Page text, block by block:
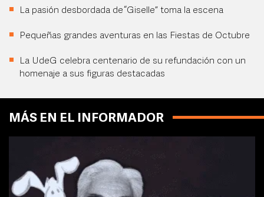
La pasión desbordada de “Giselle” toma la escena
Pequeñas grandes aventuras en las Fiestas de Octubre
La UdeG celebra centenario de su refundación con un
homenaje a sus figuras destacadas
MÁS EN EL INFORMADOR